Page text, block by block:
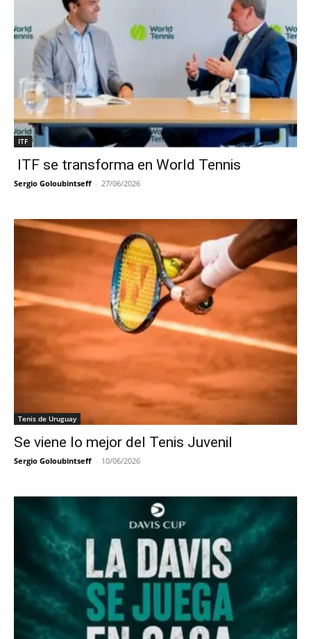
ITF
ITF se transforma en World Tennis
Sergio Goloubintseff - 27/06/2026
Tenis de Uruguay
Se viene lo mejor del Tenis Juvenil
Sergio Goloubintseff - 10/06/2026